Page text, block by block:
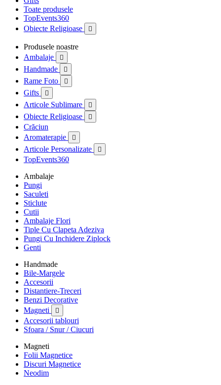
Toate produsele
TopEvents360
Obiecte Religioase

Produsele noastre
Ambalaje

Handmade 
Rame Foto 
Gifts 
Articole Sublimare 
Obiecte Religioase 
Crăciun
Aromaterapie

Articole Personalizate 
TopEvents360
Ambalaje
Pungi
Saculeti
Sticlute
Cutii
Ambalaje Flori
Tiple Cu Clapeta Adeziva
Pungi Cu Inchidere Ziplock
Genti
Handmade
Bile-Margele
Accesorii
Distantiere-Treceri
Benzi Decorative
Magneti

Accesorii tablouri
Sfoara / Snur / Ciucuri
Magneti
Folii Magnetice
Discuri Magnetice
Neodim